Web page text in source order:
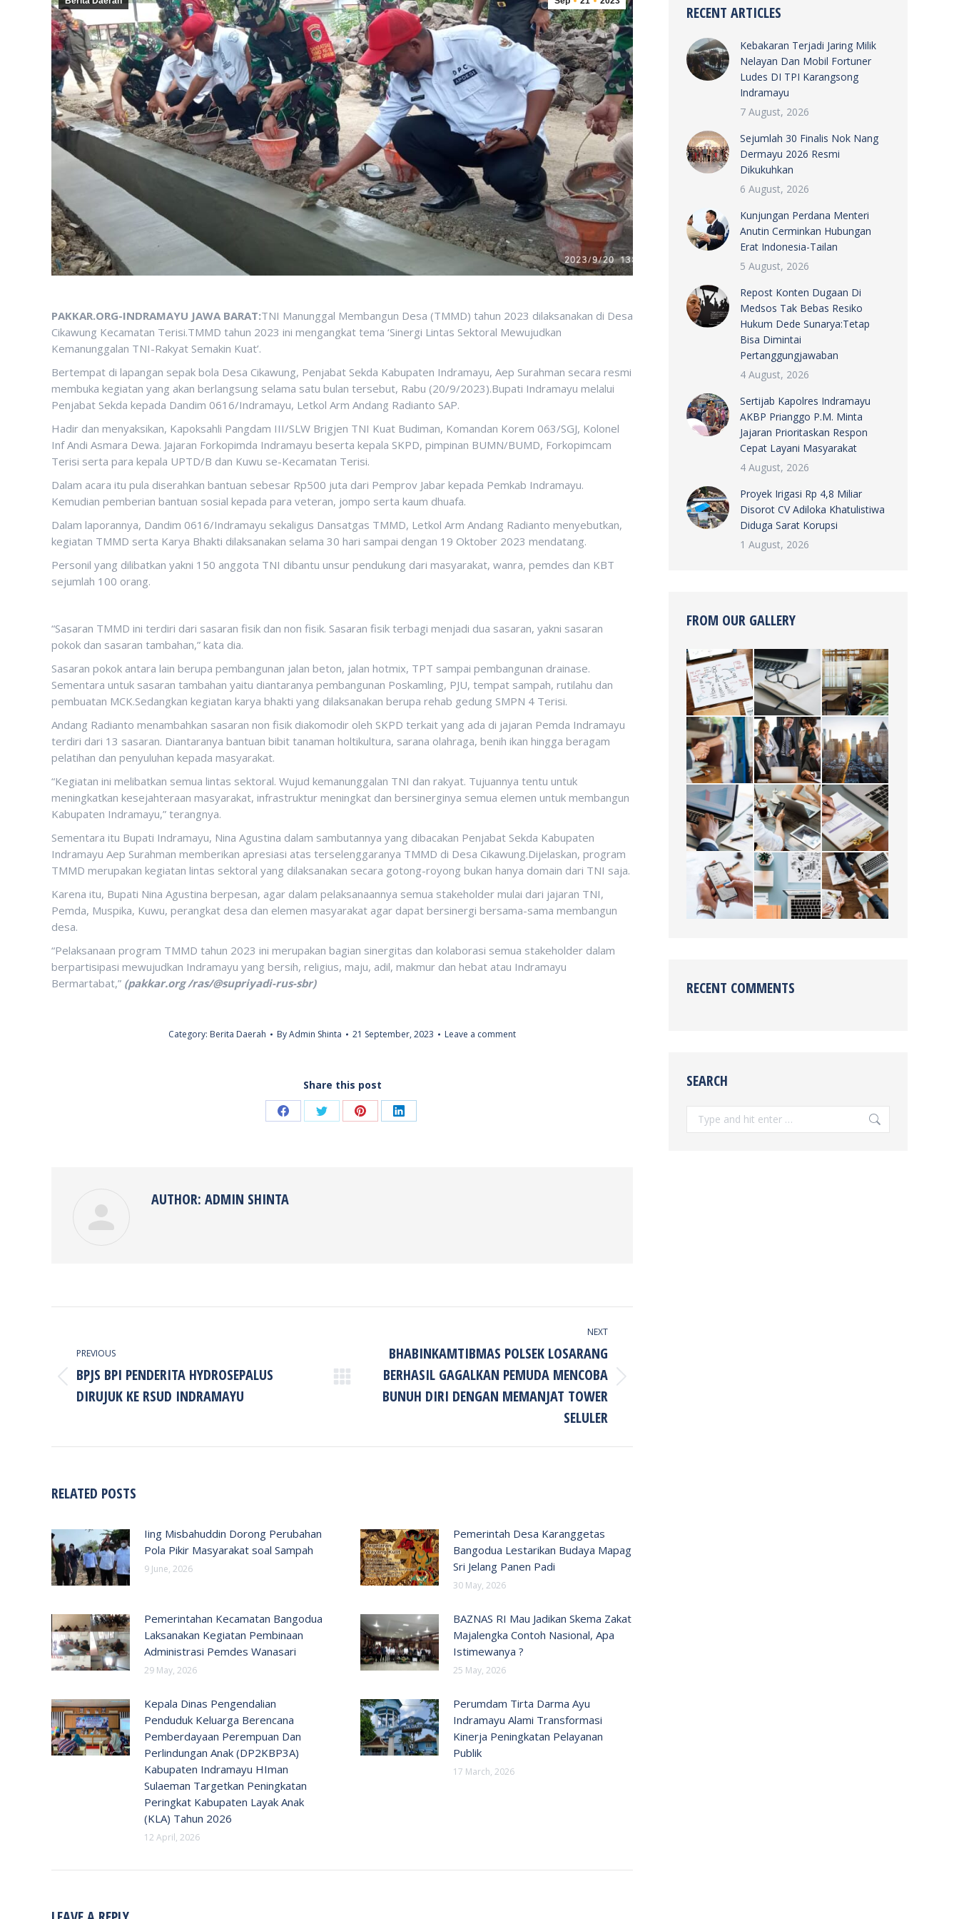
PAKKAR.ORG-INDRAMAYU JAWA BARAT:TNI Manunggal Membangun Desa (TMMD) tahun 2023 dilaksanakan di Desa
Cikawung Kecamatan Terisi.TMMD tahun 2023 ini mengangkat tema ‘Sinergi Lintas Sektoral Mewujudkan
Kemanunggalan TNI-Rakyat Semakin Kuat’.
Bertempat di lapangan sepak bola Desa Cikawung, Penjabat Sekda Kabupaten Indramayu, Aep Surahman secara resmi
membuka kegiatan yang akan berlangsung selama satu bulan tersebut, Rabu (20/9/2023).Bupati Indramayu melalui
Penjabat Sekda kepada Dandim 0616/Indramayu, Letkol Arm Andang Radianto SAP.
Hadir dan menyaksikan, Kapoksahli Pangdam III/SLW Brigjen TNI Kuat Budiman, Komandan Korem 063/SGJ, Kolonel
Inf Andi Asmara Dewa. Jajaran Forkopimda Indramayu beserta kepala SKPD, pimpinan BUMN/BUMD, Forkopimcam
Terisi serta para kepala UPTD/B dan Kuwu se-Kecamatan Terisi.
Dalam acara itu pula diserahkan bantuan sebesar Rp500 juta dari Pemprov Jabar kepada Pemkab Indramayu.
Kemudian pemberian bantuan sosial kepada para veteran, jompo serta kaum dhuafa.
Dalam laporannya, Dandim 0616/Indramayu sekaligus Dansatgas TMMD, Letkol Arm Andang Radianto menyebutkan,
kegiatan TMMD serta Karya Bhakti dilaksanakan selama 30 hari sampai dengan 19 Oktober 2023 mendatang.
Personil yang dilibatkan yakni 150 anggota TNI dibantu unsur pendukung dari masyarakat, wanra, pemdes dan KBT
sejumlah 100 orang.
“Sasaran TMMD ini terdiri dari sasaran fisik dan non fisik. Sasaran fisik terbagi menjadi dua sasaran, yakni sasaran
pokok dan sasaran tambahan,” kata dia.
Sasaran pokok antara lain berupa pembangunan jalan beton, jalan hotmix, TPT sampai pembangunan drainase.
Sementara untuk sasaran tambahan yaitu diantaranya pembangunan Poskamling, PJU, tempat sampah, rutilahu dan
pembuatan MCK.Sedangkan kegiatan karya bhakti yang dilaksanakan berupa rehab gedung SMPN 4 Terisi.
Andang Radianto menambahkan sasaran non fisik diakomodir oleh SKPD terkait yang ada di jajaran Pemda Indramayu
terdiri dari 13 sasaran. Diantaranya bantuan bibit tanaman holtikultura, sarana olahraga, benih ikan hingga beragam
pelatihan dan penyuluhan kepada masyarakat.
“Kegiatan ini melibatkan semua lintas sektoral. Wujud kemanunggalan TNI dan rakyat. Tujuannya tentu untuk
meningkatkan kesejahteraan masyarakat, infrastruktur meningkat dan bersinerginya semua elemen untuk membangun
Kabupaten Indramayu,” terangnya.
Sementara itu Bupati Indramayu, Nina Agustina dalam sambutannya yang dibacakan Penjabat Sekda Kabupaten
Indramayu Aep Surahman memberikan apresiasi atas terselenggaranya TMMD di Desa Cikawung.Dijelaskan, program
TMMD merupakan kegiatan lintas sektoral yang dilaksanakan secara gotong-royong bukan hanya domain dari TNI saja.
Karena itu, Bupati Nina Agustina berpesan, agar dalam pelaksanaannya semua stakeholder mulai dari jajaran TNI,
Pemda, Muspika, Kuwu, perangkat desa dan elemen masyarakat agar dapat bersinergi bersama-sama membangun
desa.
“Pelaksanaan program TMMD tahun 2023 ini merupakan bagian sinergitas dan kolaborasi semua stakeholder dalam
berpartisipasi mewujudkan Indramayu yang bersih, religius, maju, adil, makmur dan hebat atau Indramayu
Bermartabat,” (pakkar.org /ras/@supriyadi-rus-sbr)
Category: Berita Daerah ByAdmin Shinta 21 September, 2023 Leave a comment
Share this post
Share Share Share Share
AUTHOR: ADMIN SHINTA
PREVIOUS
Previous
post:
BPJS BPI PENDERITA HYDROSEPALUS
DIRUJUK KE RSUD INDRAMAYU
NEXT
Next
post:
BHABINKAMTIBMAS POLSEK LOSARANG
BERHASIL GAGALKAN PEMUDA MENCOBA
BUNUH DIRI DENGAN MEMANJAT TOWER
SELULER
RELATED POSTS
Iing Misbahuddin Dorong Perubahan
Pola Pikir Masyarakat soal Sampah
9 June, 2026
Pemerintah Desa Karanggetas
Bangodua Lestarikan Budaya Mapag
Sri Jelang Panen Padi
30 May, 2026
Pemerintahan Kecamatan Bangodua
Laksanakan Kegiatan Pembinaan
Administrasi Pemdes Wanasari
29 May, 2026
BAZNAS RI Mau Jadikan Skema Zakat
Majalengka Contoh Nasional, Apa
Istimewanya ?
25 May, 2026
Kepala Dinas Pengendalian
Penduduk Keluarga Berencana
Pemberdayaan Perempuan Dan
Perlindungan Anak (DP2KBP3A)
Kabupaten Indramayu HIman
Sulaeman Targetkan Peningkatan
Peringkat Kabupaten Layak Anak
(KLA) Tahun 2026
12 April, 2026
Perumdam Tirta Darma Ayu
Indramayu Alami Transformasi
Kinerja Peningkatan Pelayanan
Publik
17 March, 2026
RECENT ARTICLES
Kebakaran Terjadi Jaring Milik
Nelayan Dan Mobil Fortuner
Ludes DI TPI Karangsong
Indramayu
7 August, 2026
Sejumlah 30 Finalis Nok Nang
Dermayu 2026 Resmi
Dikukuhkan
6 August, 2026
Kunjungan Perdana Menteri
Anutin Cerminkan Hubungan
Erat Indonesia-Tailan
5 August, 2026
Repost Konten Dugaan Di
Medsos Tak Bebas Resiko
Hukum Dede Sunarya:Tetap
Bisa Dimintai
Pertanggungjawaban
4 August, 2026
Sertijab Kapolres Indramayu
AKBP Prianggo P.M. Minta
Jajaran Prioritaskan Respon
Cepat Layani Masyarakat
4 August, 2026
Proyek Irigasi Rp 4,8 Miliar
Disorot CV Adiloka Khatulistiwa
Diduga Sarat Korupsi
1 August, 2026
FROM OUR GALLERY
RECENT COMMENTS
SEARCH
Search: